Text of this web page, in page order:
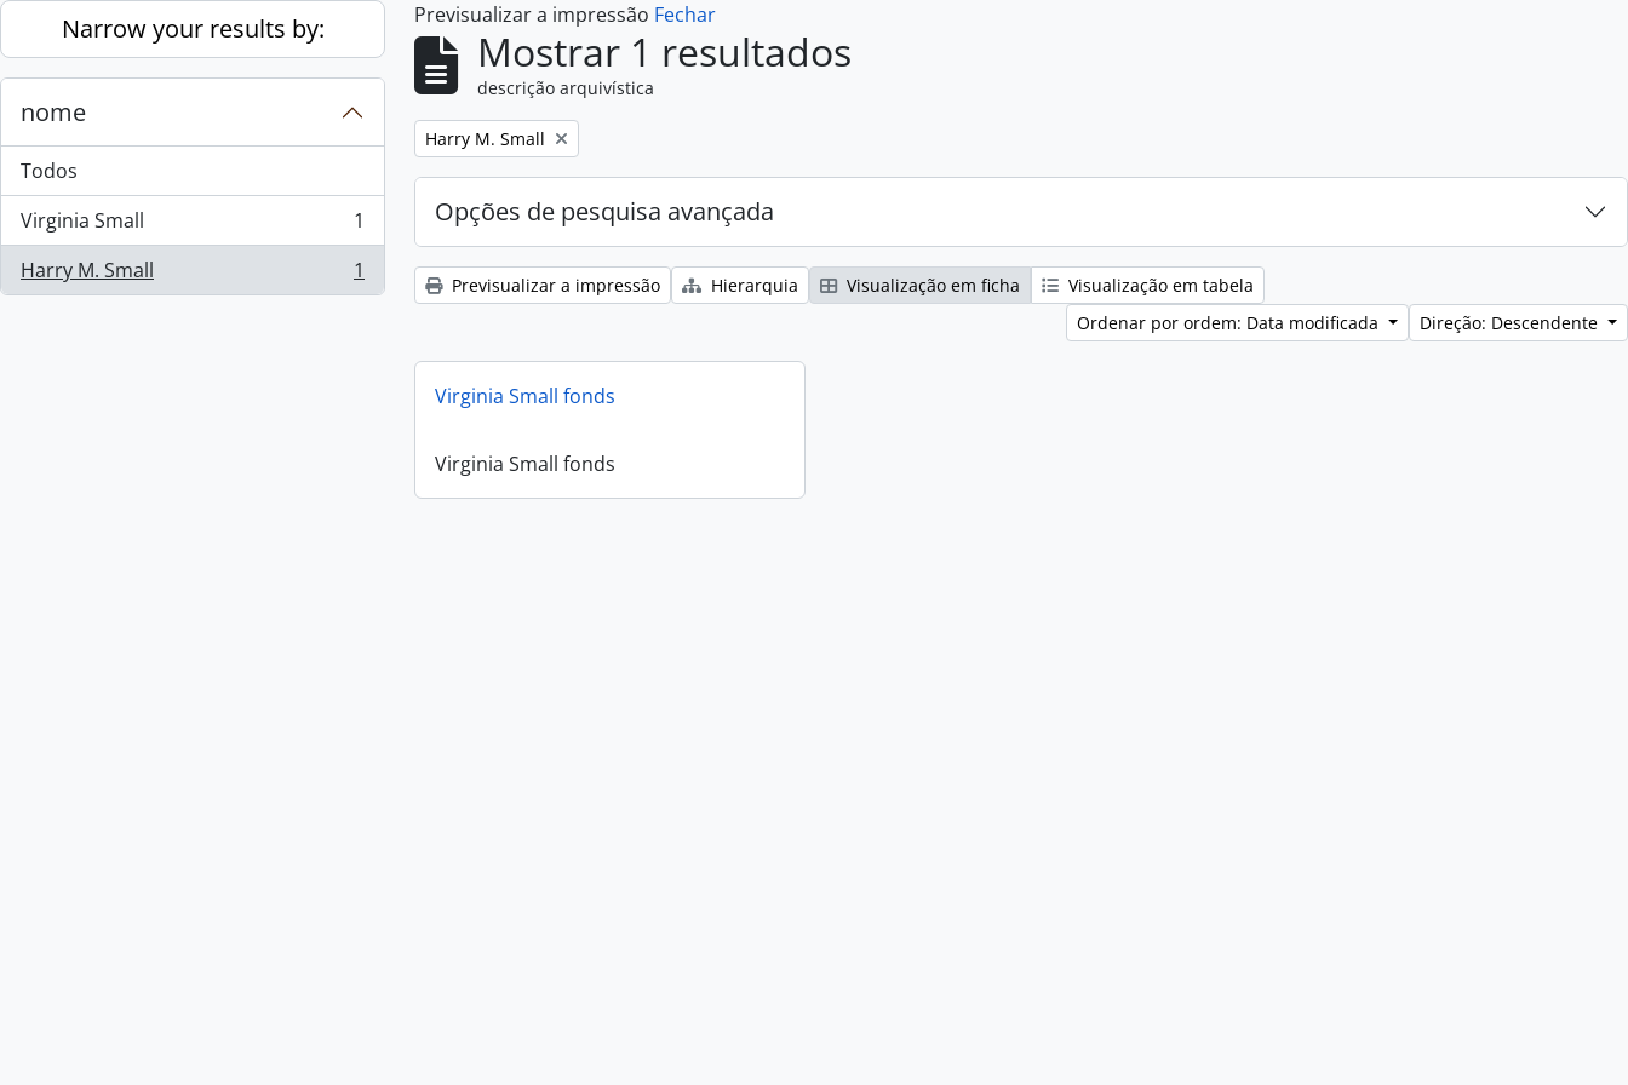
Skip to main content
Narrow your results by:
nome
Todos
Virginia Small
, 1 resultados
1
Harry M. Small
, 1 resultados 1
Previsualizar a impressão Fechar
Mostrar 1 resultados
descrição arquivística
Remove filter:
Harry M. Small
Opções de pesquisa avançada
Previsualizar a impressão Hierarquia Visualização em ficha
Visualização em tabela
Ordenar por ordem: Data modificada
Direção: Descendente
Virginia Small fonds
Virginia Small fonds